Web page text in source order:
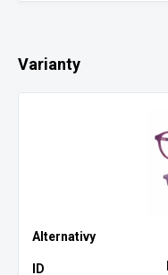
Varianty